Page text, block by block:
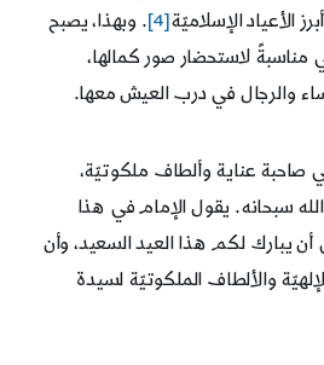
الأعياد الإسلاميّة[4]
. وبهذا، يصبح
مناسبةً لاستحضار صور كمالها،
والرجال في درب العيش معها.
صاحبة عناية وألطاف ملكوتيّة،
سبحانه. يقول الإمام في هذا
أن يبارك لكم هذا العيد السعيد، وأن
والألطاف الملكوتيّة لسيدة